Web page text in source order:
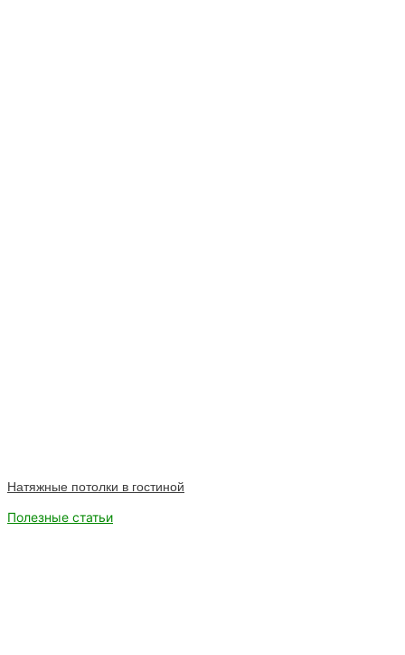
Натяжные потолки в гостиной
Полезные статьи